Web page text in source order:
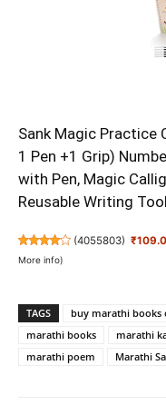
Sank Magic Practice
1 Pen +1 Grip)
with Pen, Magic
Reusable Writing
(4055803)
More info)
TAGS buy marathi books
marathi books
marathi
marathi poem
Marathi